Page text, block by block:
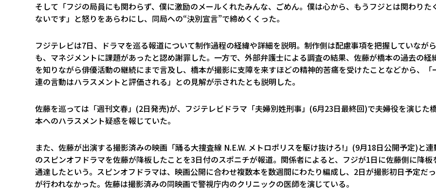
そして「フジの局員にも関わらず、僕に激励のメールくれたみんな、ごめん。僕は心から、もうフジとは関わりた
ないです」と怒りをあらわにし、同局への“決別宣言”で締めくくった。
フジテレビは7日、ドラマを巡る報道について制作過程の経緯や詳細を説明。制作側は配慮事項を把握していながら
も、マネジメントに課題があったと認め謝罪した。一方で、外部弁護士による調査の結果、佐藤が橋本の過去の経
を知りながら俳優活動の継続にまで言及し、橋本が撮影に支障を来すほどの精神的苦痛を受けたことなどから、「
連の言動はハラスメントと評価される」との見解が示されたとも説明した。
佐藤を巡っては「週刊文春」(2日発売)が、フジテレビドラマ「夫婦別姓刑事」(6月23日最終回)で夫婦役を演じた
本へのハラスメント疑惑を報じていた。
また、佐藤が出演する撮影済みの映画「踊る大捜査線 N.E.W. メトロポリスを駆け抜けろ!」(9月18日公開予定)と連
のスピンオフドラマを佐藤が降板したことを3日付のスポニチが報道。関係者によると、フジが1日に佐藤側に降板
通達したという。スピンオフドラマは、映画公開に合わせ複数本を数週間にわたり編成し、2日が撮影初日予定だ
が行われなかった。佐藤は撮影済みの同映画で警視庁内のクリニックの医師を演じている。